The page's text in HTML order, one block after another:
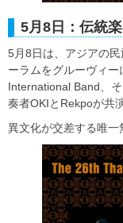
5月8日：伝統
5月8日は、アジアの
ーラムをグルーヴィ
International Band、
奏者OKIとRekpoが共演
異文化が交差する唯一